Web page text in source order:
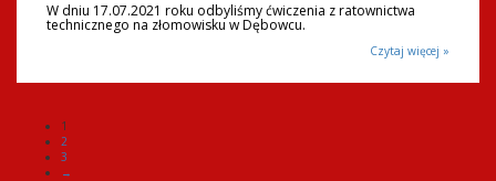
W dniu 17.07.2021 roku odbyliśmy ćwiczenia z ratownictwa
technicznego na złomowisku w Dębowcu.
Czytaj więcej »
1
2
3
→